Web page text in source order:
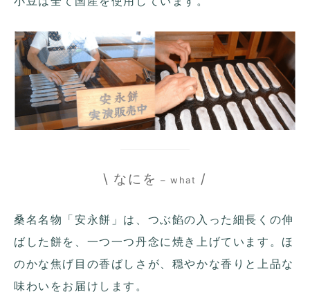
\ なにを – what /
桑名名物「安永餅」は、つぶ餡の入った細長くの伸
ばした餅を、一つ一つ丹念に焼き上げています。ほ
のかな焦げ目の香ばしさが、穏やかな香りと上品な
味わいをお届けします。